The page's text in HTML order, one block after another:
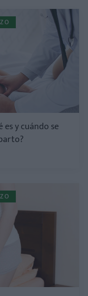
y cuándo se